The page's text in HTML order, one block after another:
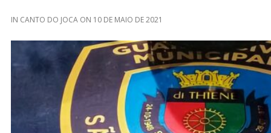
IN CANTO DO JOCA ON 10 DE MAIO DE 2021